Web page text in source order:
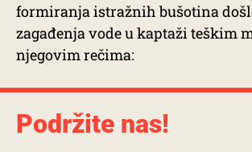
formiranja istražnih bušotina
zagađenja vode u kaptaži teškim
njegovim rečima:
Podržite nas!